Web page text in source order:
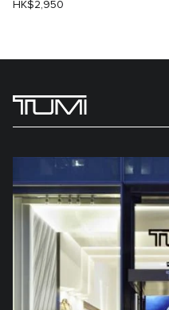
HK$2,950